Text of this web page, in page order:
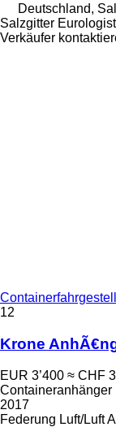
Deutschland,
Salzgitter
Verkäufer
12
Krone
EUR 3’400 ≈ CHF
Containeranhänger
2017
Federung Luft/Luft